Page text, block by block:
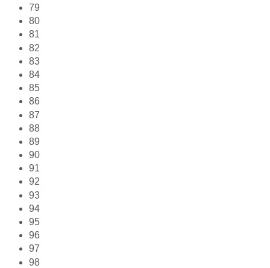
79
80
81
82
83
84
85
86
87
88
89
90
91
92
93
94
95
96
97
98